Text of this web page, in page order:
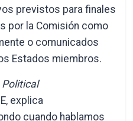
previstos para finales
por la Comisión como
o comunicados
Estados miembros.
Political
explica
cuando hablamos